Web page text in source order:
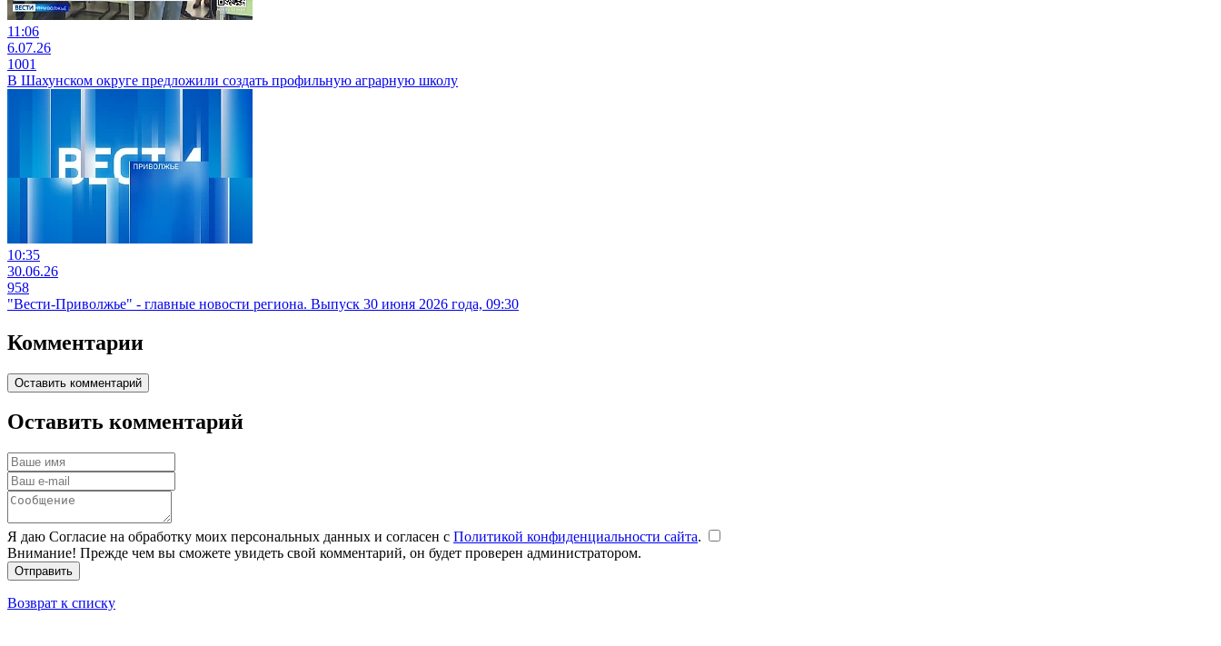
11:06
6.07.26
1001
В Шахунском округе предложили создать профильную аграрную школу
10:35
30.06.26
958
"Вести-Приволжье" - главные новости региона. Выпуск 30 июня 2026 года, 09:30
Комментарии
Оставить комментарий
Оставить комментарий
Я даю Согласие на обработку моих персональных данных и согласен с Политикой конфиденциальности сайта.
Внимание! Прежде чем вы сможете увидеть свой комментарий, он будет проверен администратором.
Отправить
Возврат к списку